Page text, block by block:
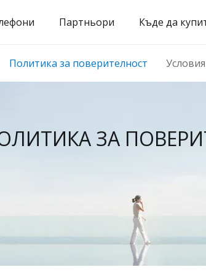
Партньори Къде да
Политика за поверителност
ЗА